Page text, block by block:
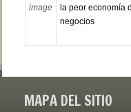
image
la peor economía
negocios
MAPA DEL SITIO